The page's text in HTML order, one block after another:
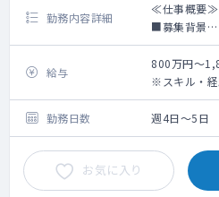
勤務内容詳細
≪仕事概要≫
■募集背景
当社は救急
Stage ER 全
通じて構築
オンコロジ
領域を中心
ービスを展
本医療デー
DPCデータ
を統合し、
給与
800万円～
※スキル・経
す
※週1～2回の
勤務日数 週4日～5日
お気に入り